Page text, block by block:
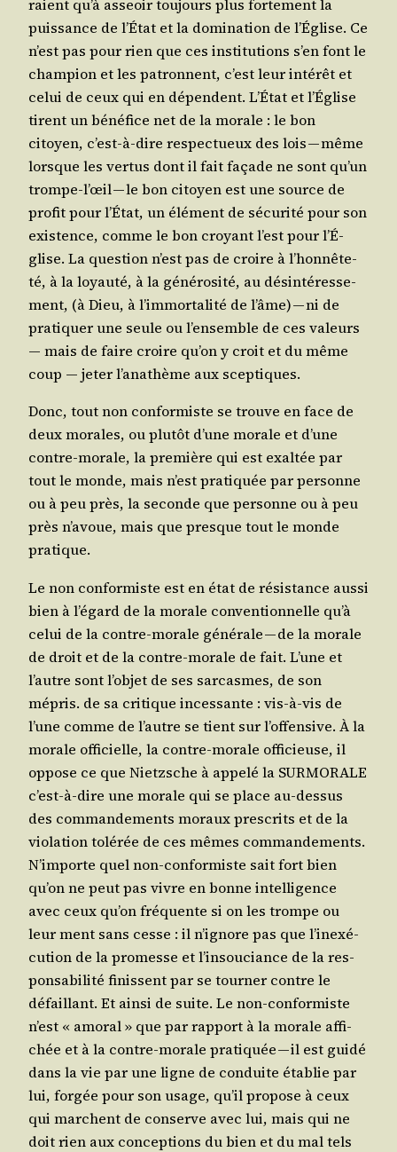
raient qu’à asseoir tou­jours plus for­te­ment la
puis­sance de l’É­tat et la domi­na­tion de l’É­glise. Ce
n’est pas pour rien que ces ins­ti­tu­tions s’en font le
cham­pion et les patronnent, c’est leur inté­rêt et
celui de ceux qui en dépendent. L’É­tat et l’É­glise
tirent un béné­fice net de la morale : le bon
citoyen, c’est-à-dire res­pec­tueux des lois — même
lorsque les ver­tus dont il fait façade ne sont qu’un
trompe‑l’œil — le bon citoyen est une source de
pro­fit pour l’É­tat, un élé­ment de sécu­ri­té pour son
exis­tence, comme le bon croyant l’est pour l’É­
glise. La ques­tion n’est pas de croire à l’hon­nê­te­
té, à la loyau­té, à la géné­ro­si­té, au dés­in­té­res­se­
ment, (à Dieu, à l’im­mor­ta­li­té de l’âme) — ni de
pra­ti­quer une seule ou l’en­semble de ces valeurs
― mais de faire croire qu’on y croit et du même
coup ― jeter l’a­na­thème aux sceptiques.
Donc, tout non confor­miste se trouve en face de
deux morales, ou plu­tôt d’une morale et d’une
contre-morale, la pre­mière qui est exal­tée par
tout le monde, mais n’est pra­ti­quée par per­sonne
ou à peu près, la seconde que per­sonne ou à peu
près n’a­voue, mais que presque tout le monde
pratique.
Le non confor­miste est en état de résis­tance aus­si
bien à l’é­gard de la morale conven­tion­nelle qu’à
celui de la contre-morale géné­rale — de la morale
de droit et de la contre-morale de fait. L’une et
l’autre sont l’ob­jet de ses sar­casmes, de son
mépris. de sa cri­tique inces­sante : vis-à-vis de
l’une comme de l’autre se tient sur l’of­fen­sive. À la
morale offi­cielle, la contre-morale offi­cieuse, il
oppose ce que Nietzsche à appe­lé la SURMORALE
c’est-à-dire une morale qui se place au-des­sus
des com­man­de­ments moraux pres­crits et de la
vio­la­tion tolé­rée de ces mêmes com­man­de­ments.
N’im­porte quel non-confor­miste sait fort bien
qu’on ne peut pas vivre en bonne intel­li­gence
avec ceux qu’on fré­quente si on les trompe ou
leur ment sans cesse : il n’i­gnore pas que l’i­nexé­
cu­tion de la pro­messe et l’in­sou­ciance de la res­
pon­sa­bi­li­té finissent par se tour­ner contre le
défaillant. Et ain­si de suite. Le non-confor­miste
n’est « amo­ral » que par rap­port à la morale affi­
chée et à la contre-morale pra­ti­quée — il est gui­dé
dans la vie par une ligne de conduite éta­blie par
lui, for­gée pour son usage, qu’il pro­pose à ceux
qui marchent de conserve avec lui, mais qui ne
doit rien aux concep­tions du bien et du mal tels